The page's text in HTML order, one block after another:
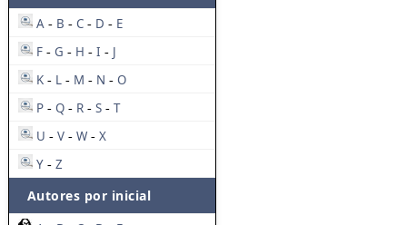
A - B - C - D - E
F - G - H - I - J
K - L - M - N - O
P - Q - R - S - T
U - V - W - X
Y - Z
Autores por inicial